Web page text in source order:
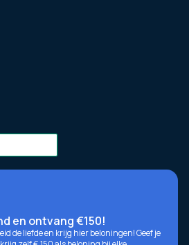
en ontvang €150!
de liefde en krijg hier beloningen! Geef je